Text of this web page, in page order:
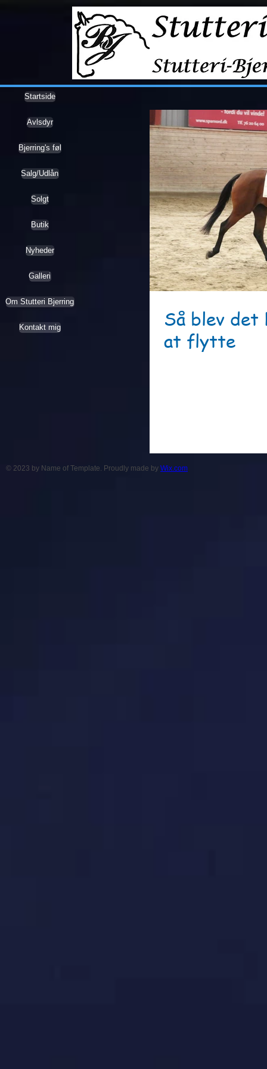
Så blev
at flytte
Startside
Avlsdyr
Galleri
Bjerring's føl
Nyheder
Salg/Udlån
Butik
Solgt
Om Stutteri Bjerring
Kontakt mig
© 2023 by Name of Template. Proudly made by Wix.com